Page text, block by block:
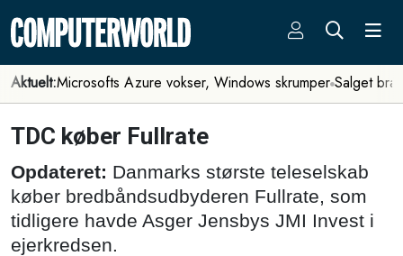
Aktuelt:Microsofts Azure vokser, Windows skrumper Salget
TDC køber Fullrate
Opdateret: Danmarks største teleselskab
køber bredbåndsudbyderen Fullrate, som
tidligere havde Asger Jensbys JMI Invest i
ejerkredsen.